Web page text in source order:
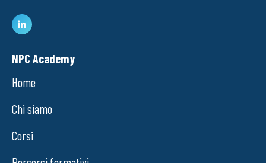
NPC Academy
Home
Chi siamo
Corsi